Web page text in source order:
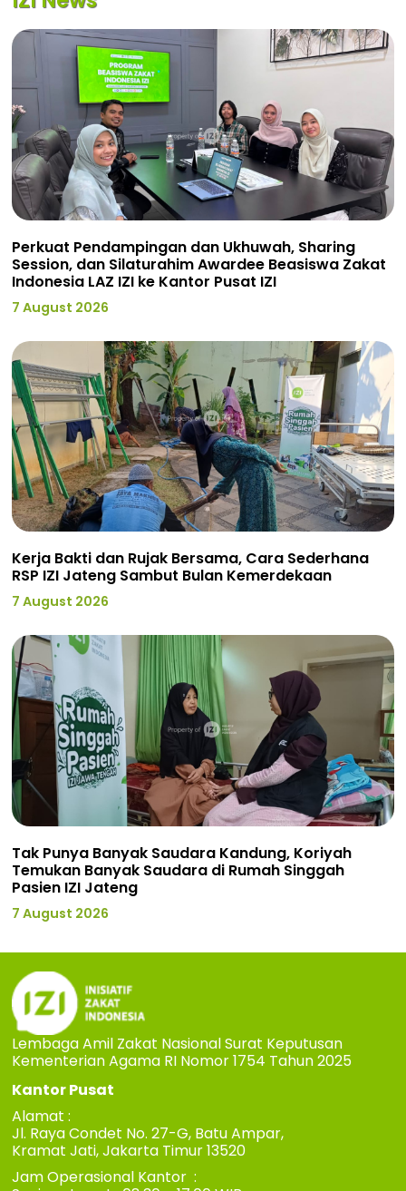
Perkuat Pendampingan dan Ukhuwah, Sharing
Session, dan Silaturahim Awardee Beasiswa Zakat
Indonesia LAZ IZI ke Kantor Pusat IZI
7 August 2026
Kerja Bakti dan Rujak Bersama, Cara Sederhana
RSP IZI Jateng Sambut Bulan Kemerdekaan
7 August 2026
Tak Punya Banyak Saudara Kandung, Koriyah
Temukan Banyak Saudara di Rumah Singgah
Pasien IZI Jateng
7 August 2026
Lembaga Amil Zakat Nasional Surat Keputusan
Kementerian Agama RI Nomor 1754 Tahun 2025
Kantor Pusat
Alamat :
Jl. Raya Condet No. 27-G, Batu Ampar,
Kramat Jati, Jakarta Timur 13520
Jam Operasional Kantor :